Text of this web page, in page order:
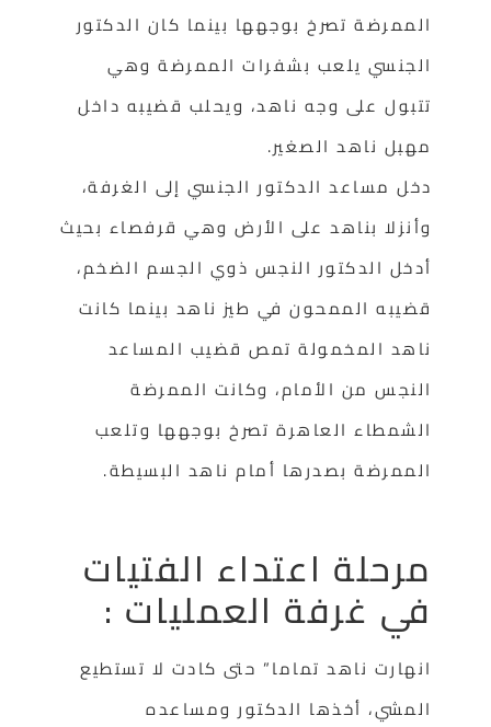
الممرضة تصرخ بوجهها بينما كان الدكتور
الجنسي يلعب بشفرات الممرضة وهي
تتبول على وجه ناهد، ويحلب قضيبه داخل
مهبل ناهد الصغير.
دخل مساعد الدكتور الجنسي إلى الغرفة،
وأنزلا بناهد على الأرض وهي قرفصاء بحيث
أدخل الدكتور النجس ذوي الجسم الضخم،
قضيبه الممحون في طيز ناهد بينما كانت
ناهد المخمولة تمص قضيب المساعد
النجس من الأمام، وكانت الممرضة
الشمطاء العاهرة تصرخ بوجهها وتلعب
الممرضة بصدرها أمام ناهد البسيطة.
مرحلة اعتداء الفتيات
في غرفة العمليات :
انهارت ناهد تماما” حتى كادت لا تستطيع
المشي، أخذها الدكتور ومساعده